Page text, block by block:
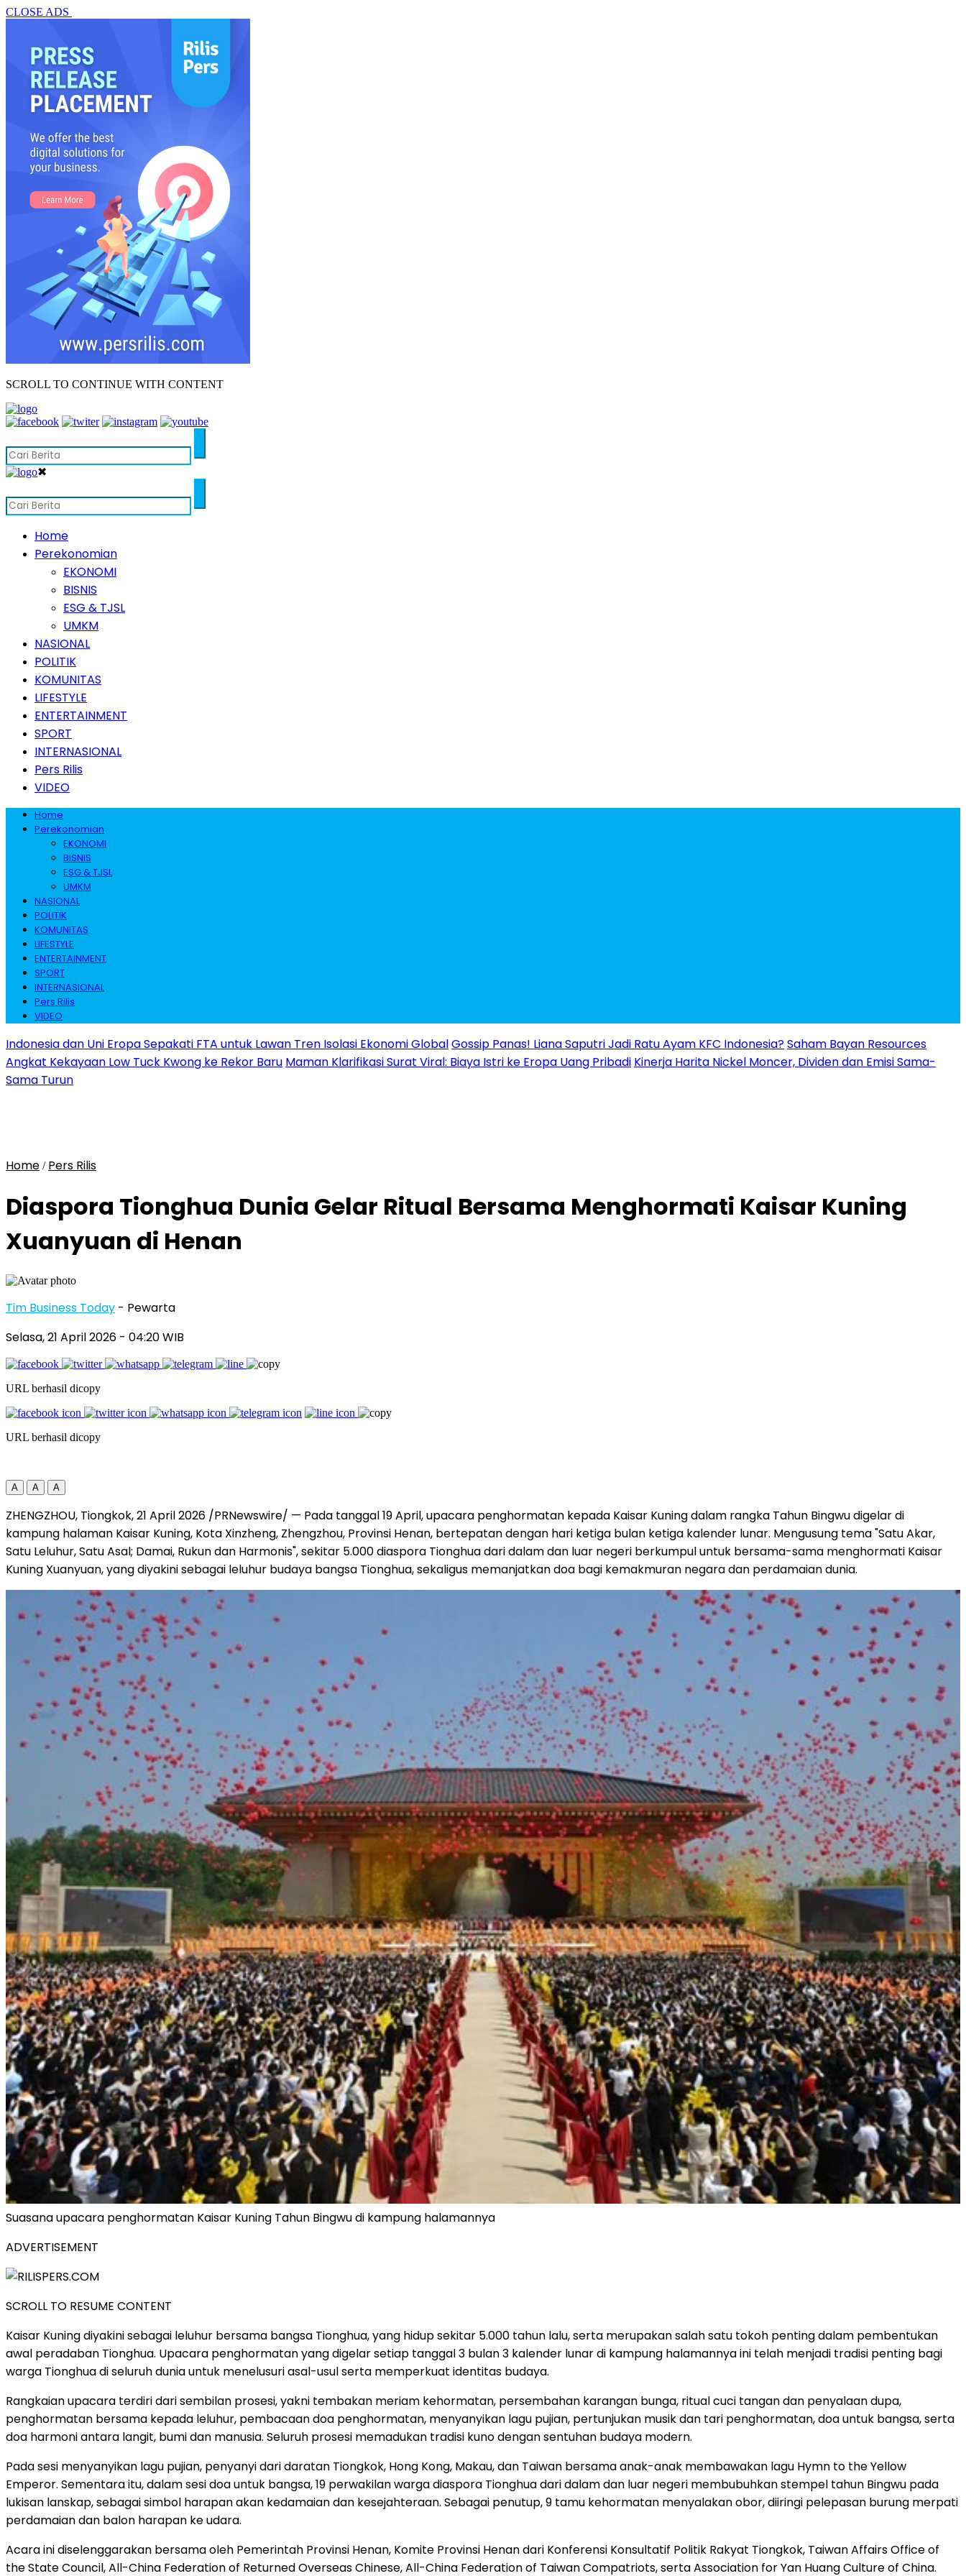
CLOSE ADS
SCROLL TO CONTINUE WITH CONTENT
✖
Home
Perekonomian
EKONOMI
BISNIS
ESG & TJSL
UMKM
NASIONAL
POLITIK
KOMUNITAS
LIFESTYLE
ENTERTAINMENT
SPORT
INTERNASIONAL
Pers Rilis
VIDEO
Home
Perekonomian
EKONOMI
BISNIS
ESG & TJSL
UMKM
NASIONAL
POLITIK
KOMUNITAS
LIFESTYLE
ENTERTAINMENT
SPORT
INTERNASIONAL
Pers Rilis
VIDEO
Indonesia dan Uni Eropa Sepakati FTA untuk Lawan Tren Isolasi Ekonomi GlobalGossip Panas! Liana Saputri Jadi Ratu Ayam KFC Indonesia?Saham Bayan Resources
Angkat Kekayaan Low Tuck Kwong ke Rekor Baru Maman Klarifikasi Surat Viral: Biaya Istri ke Eropa Uang Pribadi Kinerja Harita Nickel Moncer, Dividen dan Emisi Sama-
Sama Turun
Home / Pers Rilis
Diaspora Tionghua Dunia Gelar Ritual Bersama Menghormati Kaisar Kuning
Xuanyuan di Henan
Tim Business Today - Pewarta
Selasa, 21 April 2026 - 04:20 WIB
URL berhasil dicopy
URL berhasil dicopy
A A A
ZHENGZHOU, Tiongkok,21 April 2026 /PRNewswire/ — Pada tanggal 19 April, upacara penghormatan kepada Kaisar Kuning dalam rangka Tahun Bingwu digelar di
kampung halaman Kaisar Kuning, Kota Xinzheng, Zhengzhou, Provinsi Henan, bertepatan dengan hari ketiga bulan ketiga kalender lunar. Mengusung tema "Satu Akar,
Satu Leluhur, Satu Asal; Damai, Rukun dan Harmonis", sekitar 5.000 diaspora Tionghua dari dalam dan luar negeri berkumpul untuk bersama-sama menghormati Kaisar
Kuning Xuanyuan, yang diyakini sebagai leluhur budaya bangsa Tionghua, sekaligus memanjatkan doa bagi kemakmuran negara dan perdamaian dunia.
Suasana upacara penghormatan Kaisar Kuning Tahun Bingwu di kampung halamannya
ADVERTISEMENT
SCROLL TO RESUME CONTENT
Kaisar Kuning diyakini sebagai leluhur bersama bangsa Tionghua, yang hidup sekitar 5.000 tahun lalu, serta merupakan salah satu tokoh penting dalam pembentukan
awal peradaban Tionghua. Upacara penghormatan yang digelar setiap tanggal 3 bulan 3 kalender lunar di kampung halamannya ini telah menjadi tradisi penting bagi
warga Tionghua di seluruh dunia untuk menelusuri asal-usul serta memperkuat identitas budaya.
Rangkaian upacara terdiri dari sembilan prosesi, yakni tembakan meriam kehormatan, persembahan karangan bunga, ritual cuci tangan dan penyalaan dupa,
penghormatan bersama kepada leluhur, pembacaan doa penghormatan, menyanyikan lagu pujian, pertunjukan musik dan tari penghormatan, doa untuk bangsa, serta
doa harmoni antara langit, bumi dan manusia. Seluruh prosesi memadukan tradisi kuno dengan sentuhan budaya modern.
Pada sesi menyanyikan lagu pujian, penyanyi dari daratan Tiongkok, Hong Kong, Makau, dan Taiwan bersama anak-anak membawakan lagu Hymn to the Yellow
Emperor. Sementara itu, dalam sesi doa untuk bangsa, 19 perwakilan warga diaspora Tionghua dari dalam dan luar negeri membubuhkan stempel tahun Bingwu pada
lukisan lanskap, sebagai simbol harapan akan kedamaian dan kesejahteraan. Sebagai penutup, 9 tamu kehormatan menyalakan obor, diiringi pelepasan burung merpati
perdamaian dan balon harapan ke udara.
Acara ini diselenggarakan bersama oleh Pemerintah Provinsi Henan, Komite Provinsi Henan dari Konferensi Konsultatif Politik Rakyat Tiongkok, Taiwan Affairs Office of
the State Council, All-China Federation of Returned Overseas Chinese, All-China Federation of Taiwan Compatriots, serta Association for Yan Huang Culture of China.